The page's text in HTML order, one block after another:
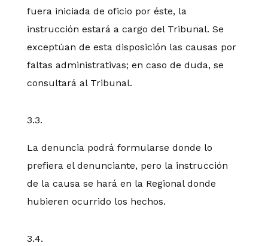
fuera iniciada de oficio por éste, la
instrucción estará a cargo del Tribunal. Se
exceptúan de esta disposición las causas por
faltas administrativas; en caso de duda, se
consultará al Tribunal.
3.3.
La denuncia podrá formularse donde lo
prefiera el denunciante, pero la instrucción
de la causa se hará en la Regional donde
hubieren ocurrido los hechos.
3.4.